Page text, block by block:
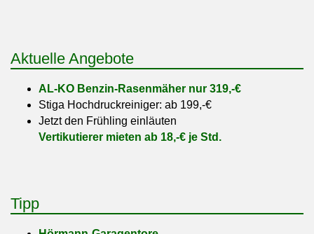
Aktuelle Angebote
AL-KO Benzin-Rasenmäher nur 319,-€
Stiga Hochdruckreiniger: ab 199,-€
Jetzt den Frühling einläuten
Vertikutierer mieten ab 18,-€ je Std.
Tipp